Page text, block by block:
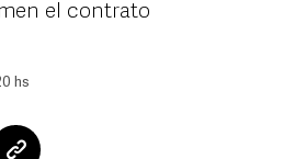
el contrato
hs